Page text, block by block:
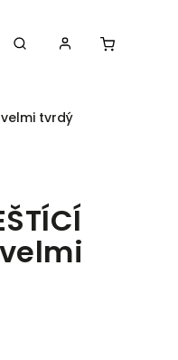
BESTSELLER OBLEČENÍ
velmi tvrdý